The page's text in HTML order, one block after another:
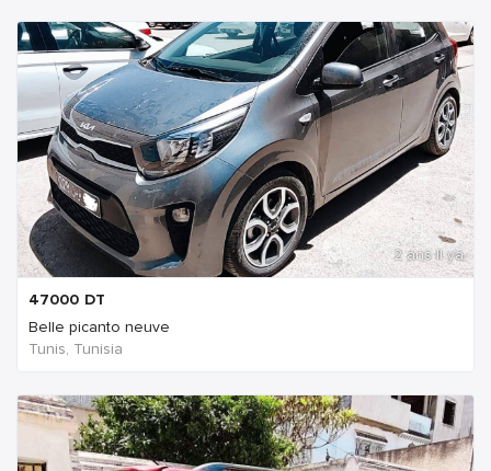
2 ans Il ya
47000 DT
Belle picanto neuve
Tunis, Tunisia